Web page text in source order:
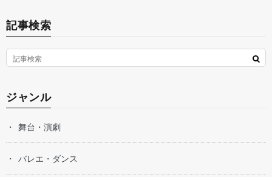
記事検索
ジャンル
舞台・演劇
バレエ・ダンス